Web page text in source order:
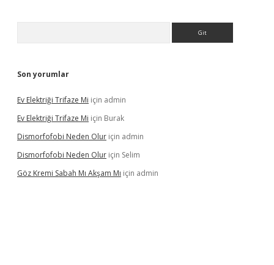
Son yorumlar
Ev Elektriği Trifaze Mi için admin
Ev Elektriği Trifaze Mi için Burak
Dismorfofobi Neden Olur için admin
Dismorfofobi Neden Olur için Selim
Göz Kremi Sabah Mı Akşam Mı için admin